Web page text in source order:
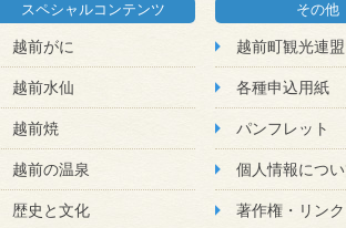
スペシャルコンテンツ
越前がに
越前水仙
越前焼
越前の温泉
歴史と文化
その他
越前町観光連
各種申込用紙
パンフレット
個人情報につ
著作権・リン